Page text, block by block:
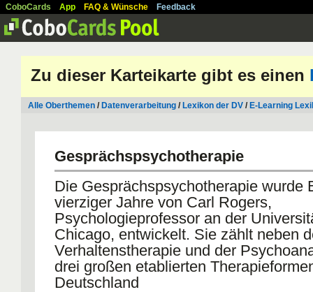
CoboCards App FAQ & Wünsche Feedback
Zu dieser Karteikarte gibt es einen
Alle Oberthemen / Datenverarbeitung / Lexikon der DV / E-Learning
Gesprächspsychotherapie
Die Gesprächspsychotherapie wurde
vierziger Jahre von Carl Rogers,
Psychologieprofessor an der
Chicago, entwickelt. Sie zählt neben
Verhaltenstherapie und der
drei großen etablierten
Deutschland